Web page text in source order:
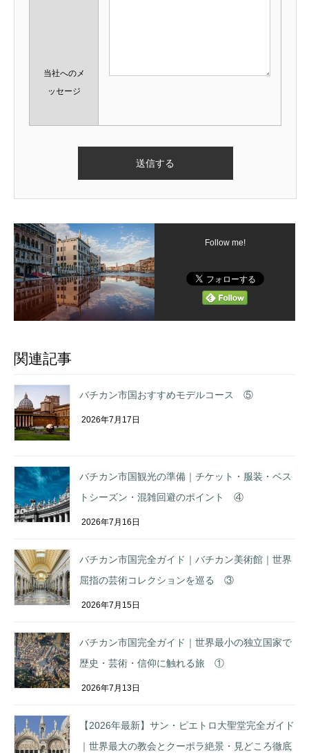
当社へのメ
ッセージ
Follow me!
関連記事
バチカン市国おすすめモデルコース ⑤
2026年7月17日
バチカン市国観光の準備｜チケット・服装・ベス
トシーズン・混雑回避のポイント ④
2026年7月16日
バチカン市国完全ガイド｜バチカン美術館｜世界
屈指の芸術コレクションを巡る ③
2026年7月15日
バチカン市国完全ガイド｜世界最小の独立国家で
歴史・芸術・信仰に触れる旅 ①
2026年7月13日
【2026年最新】サン・ピエトロ大聖堂完全ガイド
｜世界最大の教会とクーポラ絶景・見どころ徹底